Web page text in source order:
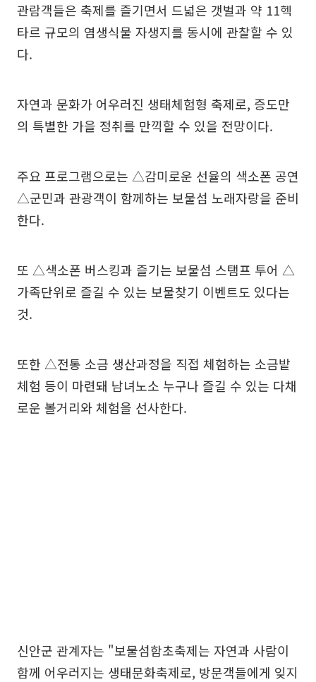
관람객들은 축제를 즐기면서 드넓은 갯벌과 약 11헥
타르 규모의 염생식물 자생지를 동시에 관찰할 수 있
다.
자연과 문화가 어우러진 생태체험형 축제로, 증도만
의 특별한 가을 정취를 만끽할 수 있을 전망이다.
주요 프로그램으로는 △감미로운 선율의 색소폰 공연
△군민과 관광객이 함께하는 보물섬 노래자랑을 준비
한다.
또 △색소폰 버스킹과 즐기는 보물섬 스탬프 투어 △
가족단위로 즐길 수 있는 보물찾기 이벤트도 있다는
것.
또한 △전통 소금 생산과정을 직접 체험하는 소금밭
체험 등이 마련돼 남녀노소 누구나 즐길 수 있는 다채
로운 볼거리와 체험을 선사한다.
신안군 관계자는 "보물섬함초축제는 자연과 사람이
함께 어우러지는 생태문화축제로, 방문객들에게 잊지